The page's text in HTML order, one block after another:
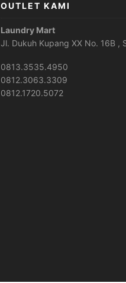
OUTLET KAMI
Laundry Mart
Jl. Dukuh Kupang XX No. 16B ,
0813.3535.4950
0812.3063.3309
0812.1720.5072